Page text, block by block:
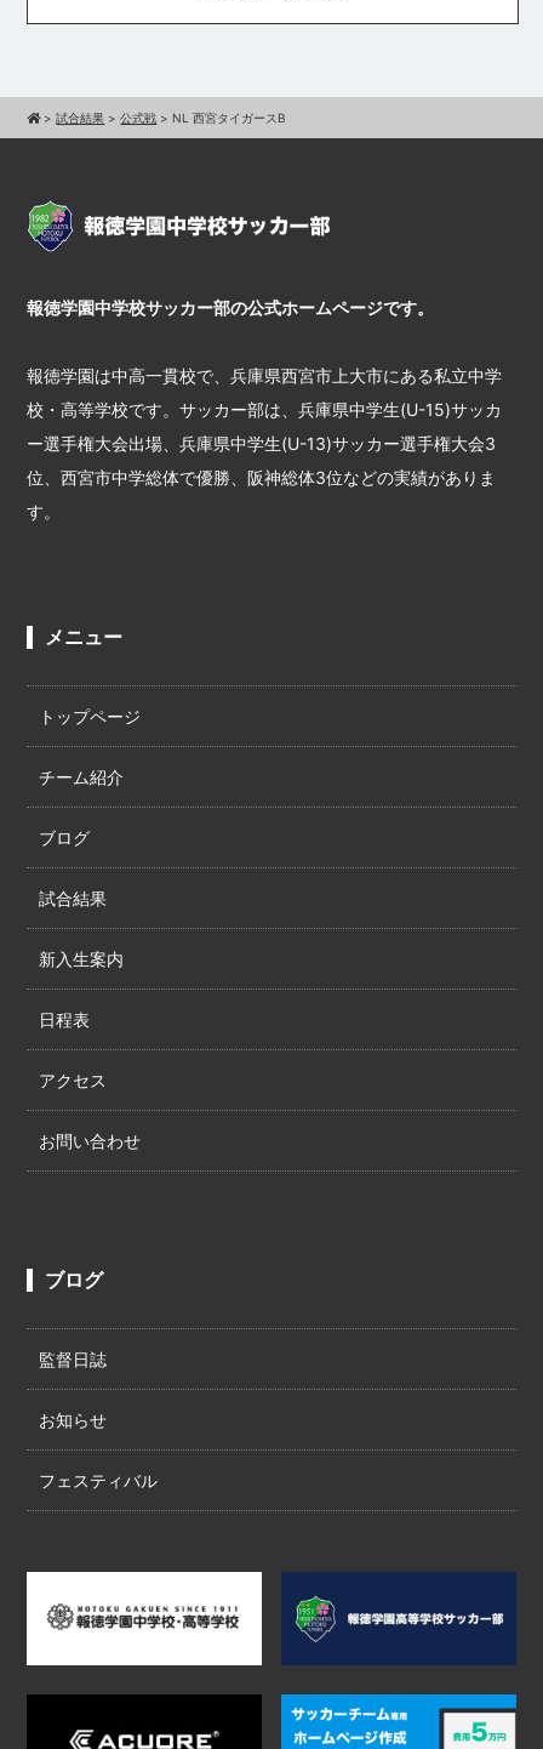
>試合結果 >公式戦 > NL 西宮タイガースB
報徳学園中学校サッカー部の公式ホームページです。
報徳学園は中高一貫校で、兵庫県西宮市上大市にある私立中学
校・高等学校です。サッカー部は、兵庫県中学生(U-15)サッカ
ー選手権大会出場、兵庫県中学生(U-13)サッカー選手権大会3
位、西宮市中学総体で優勝、阪神総体3位などの実績がありま
す。
メニュー
トップページ
チーム紹介
ブログ
試合結果
新入生案内
日程表
アクセス
お問い合わせ
ブログ
監督日誌
お知らせ
フェスティバル